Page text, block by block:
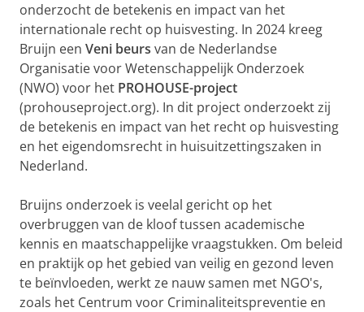
onderzocht de betekenis en impact van het
internationale recht op huisvesting. In 2024 kreeg
Bruijn een Veni beurs van de Nederlandse
Organisatie voor Wetenschappelijk Onderzoek
(NWO) voor het PROHOUSE-project
(prohouseproject.org). In dit project onderzoekt zij
de betekenis en impact van het recht op huisvesting
en het eigendomsrecht in huisuitzettingszaken in
Nederland.
Bruijns onderzoek is veelal gericht op het
overbruggen van de kloof tussen academische
kennis en maatschappelijke vraagstukken. Om beleid
en praktijk op het gebied van veilig en gezond leven
te beïnvloeden, werkt ze nauw samen met NGO's,
zoals het Centrum voor Criminaliteitspreventie en